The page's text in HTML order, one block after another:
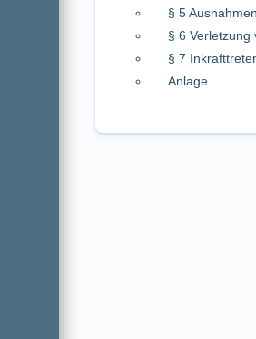
§ 5 Ausnahmen
§ 6 Verletzung
§ 7
Anlage